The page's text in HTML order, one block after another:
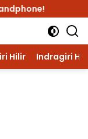
Hilir Indragiri